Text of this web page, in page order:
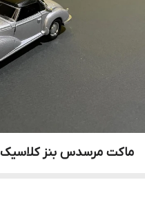
ماکت مرسدس بنز کلاسیک